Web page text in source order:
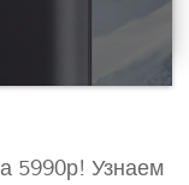
5990р! Узнаем